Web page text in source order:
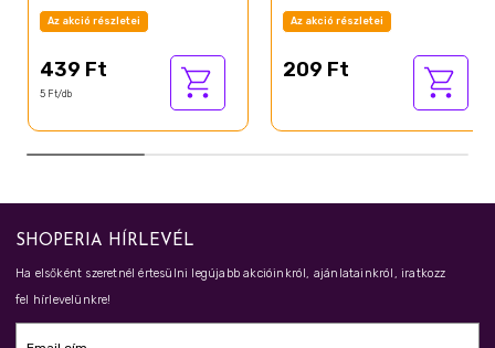
Az akció részletei
439 Ft
5 Ft/db
Az akció részletei
209 Ft
SHOPERIA HÍRLEVÉL
Ha elsőként szeretnél értesülni legújabb akcióinkról, ajánlatainkról, iratkozz
fel hírlevelünkre!